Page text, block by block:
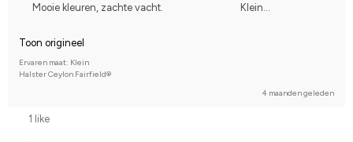
Mooie kleuren, zachte vacht.
Klein...
Toon origineel
Ervaren maat: Klein
Halster Ceylon Fairfield®
4 maanden geleden
1 like